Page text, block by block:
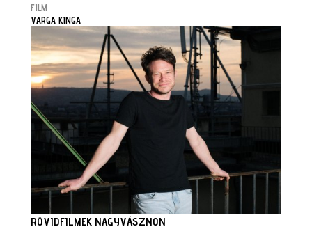
FILM
VARGA KINGA
RÖVIDFILMEK NAGYVÁSZNON